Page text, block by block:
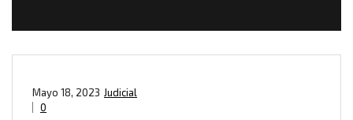
Judicial
Mayo 18, 2023
0